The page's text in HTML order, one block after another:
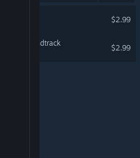
$2.99
Soundtrack
$2.99